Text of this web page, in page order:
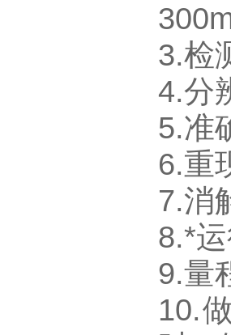
3.检
4.分
5.准
6.重
7.消
8.*
9.量
10.